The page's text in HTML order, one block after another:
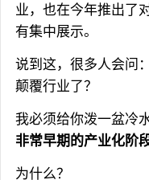
业，也在今年推出了
有集中展示。
说到这，很多人会问
颠覆行业了？
我必须给你泼一盆冷水
非常早期的产业化阶
为什么？